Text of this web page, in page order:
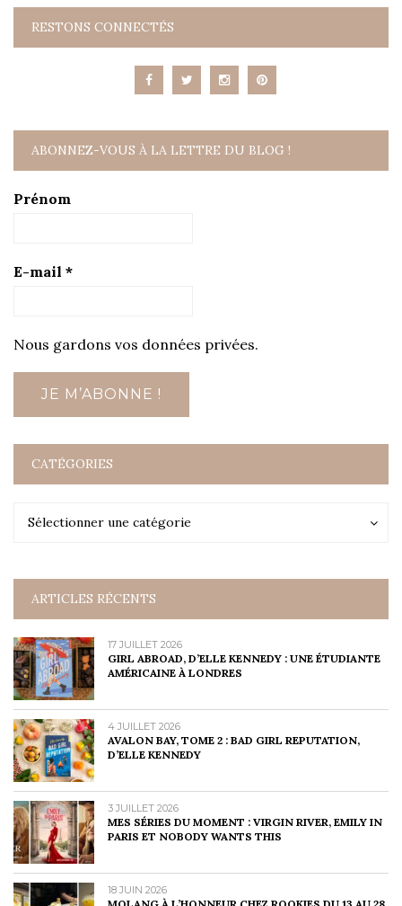
RESTONS CONNECTÉS
ABONNEZ-VOUS À LA LETTRE DU BLOG !
Prénom
E-mail *
Nous gardons vos données privées.
CATÉGORIES
Sélectionner une catégorie
ARTICLES RÉCENTS
17 JUILLET 2026
GIRL ABROAD, D’ELLE KENNEDY : UNE ÉTUDIANTE
AMÉRICAINE À LONDRES
4 JUILLET 2026
AVALON BAY, TOME 2 : BAD GIRL REPUTATION,
D’ELLE KENNEDY
3 JUILLET 2026
MES SÉRIES DU MOMENT : VIRGIN RIVER, EMILY IN
PARIS ET NOBODY WANTS THIS
18 JUIN 2026